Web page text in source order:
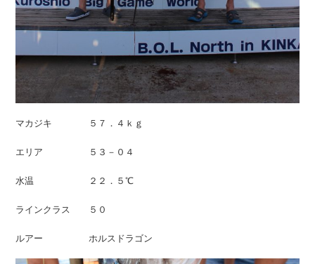
マカジキ ５７．４ｋｇ
エリア ５３－０４
水温 ２２．５℃
ラインクラス ５０
ルアー ホルスドラゴン